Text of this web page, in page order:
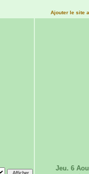
Ajouter le site
Jeu. 6